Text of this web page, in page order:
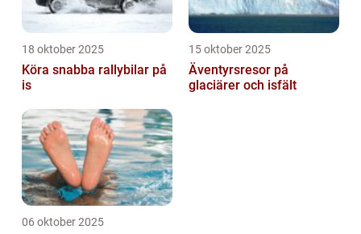
18 oktober 2025
Köra snabba rallybilar på
is
15 oktober 2025
Äventyrsresor på
glaciärer och isfält
06 oktober 2025